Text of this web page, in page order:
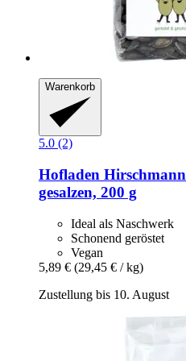
Warenkorb
5.0 (2)
Hofladen Hirschmann
gesalzen, 200 g
Ideal als Naschwerk
Schonend geröstet
Vegan
5,89 € (29,45 € / kg)
Zustellung bis 10. August